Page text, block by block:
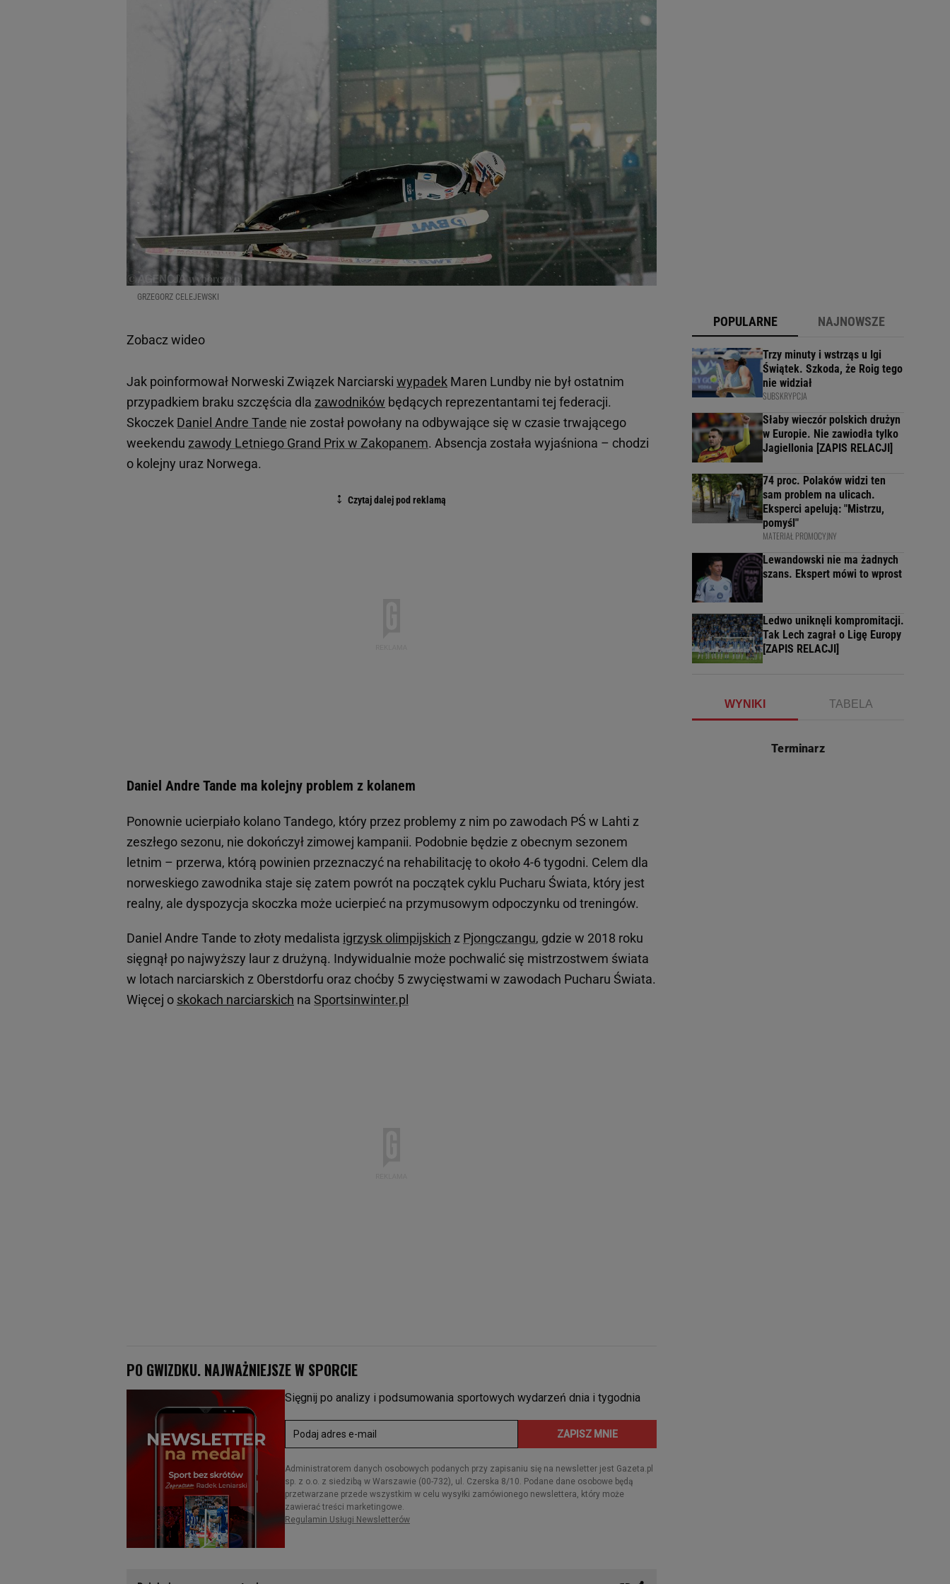
GRZEGORZ CELEJEWSKI
Zobacz wideo
Jak poinformował Norweski Związek Narciarski wypadek Maren Lundby nie był ostatnim
przypadkiem braku szczęścia dla zawodników będących reprezentantami tej federacji.
Skoczek Daniel Andre Tande nie został powołany na odbywające się w czasie trwającego
weekendu zawody Letniego Grand Prix w Zakopanem. Absencja została wyjaśniona – chodzi
o kolejny uraz Norwega.
Daniel Andre Tande ma kolejny problem z kolanem
Ponownie ucierpiało kolano Tandego, który przez problemy z nim po zawodach PŚ w Lahti z
zeszłego sezonu, nie dokończył zimowej kampanii. Podobnie będzie z obecnym sezonem
letnim – przerwa, którą powinien przeznaczyć na rehabilitację to około 4-6 tygodni. Celem dla
norweskiego zawodnika staje się zatem powrót na początek cyklu Pucharu Świata, który jest
realny, ale dyspozycja skoczka może ucierpieć na przymusowym odpoczynku od treningów.
Daniel Andre Tande to złoty medalista igrzysk olimpijskich z Pjongczangu, gdzie w 2018 roku
sięgnął po najwyższy laur z drużyną. Indywidualnie może pochwalić się mistrzostwem świata
w lotach narciarskich z Oberstdorfu oraz choćby 5 zwycięstwami w zawodach Pucharu Świata.
Więcej o skokach narciarskich na Sportsinwinter.pl
POPULARNE NAJNOWSZE
Trzy minuty i wstrząs u Igi
Świątek. Szkoda, że Roig tego
nie widział
SUBSKRYPCJA
Słaby wieczór polskich drużyn
w Europie. Nie zawiodła tylko
Jagiellonia [ZAPIS RELACJI]
74 proc. Polaków widzi ten
sam problem na ulicach.
Eksperci apelują: "Mistrzu,
pomyśl"
MATERIAŁ PROMOCYJNY
Lewandowski nie ma żadnych
szans. Ekspert mówi to wprost
Ledwo uniknęli kompromitacji.
Tak Lech zagrał o Ligę Europy
[ZAPIS RELACJI]
WYNIKI TABELA
Terminarz